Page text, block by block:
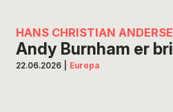
HANS CHRISTIAN
Andy Burnham er
22.06.2026 Europa